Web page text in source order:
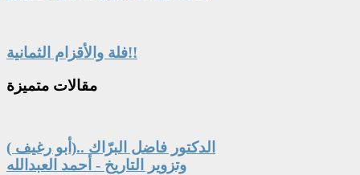
فلة والأقزام الثمانية!!
مقالات متميزة
الدكتور فاضل البرّاك ..(أبو رغيف )
وتزوير التاريخ - أحمد العبدالله